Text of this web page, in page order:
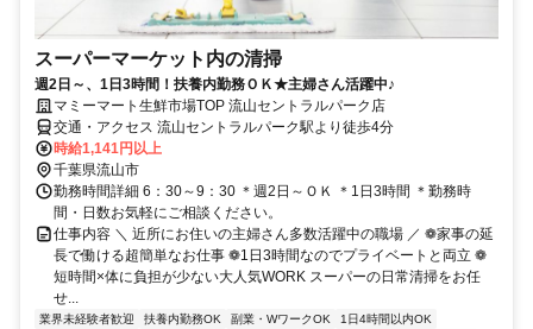
スーパーマーケット内の清掃
週2日～、1日3時間！扶養内勤務ＯＫ★主婦さん活躍中♪
マミーマート生鮮市場TOP 流山セントラルパーク店
交通・アクセス 流山セントラルパーク駅より徒歩4分
時給1,141円以上
千葉県流山市
勤務時間詳細 6：30～9：30 ＊週2日～ＯＫ ＊1日3時間 ＊勤務時
間・日数お気軽にご相談ください。
仕事内容 ＼ 近所にお住いの主婦さん多数活躍中の職場 ／ ❁家事の延
長で働ける超簡単なお仕事 ❁1日3時間なのでプライベートと両立 ❁
短時間×体に負担が少ない大人気WORK スーパーの日常清掃をお任
せ...
業界未経験者歓迎 扶養内勤務OK 副業・WワークOK
1日4時間以内OK